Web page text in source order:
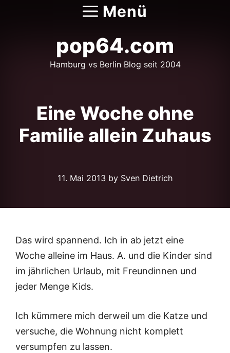
Menü
pop64.com
Hamburg vs Berlin Blog seit 2004
Eine Woche ohne
Familie allein Zuhaus
11. Mai 2013by Sven Dietrich
Das wird spannend. Ich in ab jetzt eine
Woche alleine im Haus. A. und die Kinder sind
im jährlichen Urlaub, mit Freundinnen und
jeder Menge Kids.
Ich kümmere mich derweil um die Katze und
versuche, die Wohnung nicht komplett
versumpfen zu lassen.